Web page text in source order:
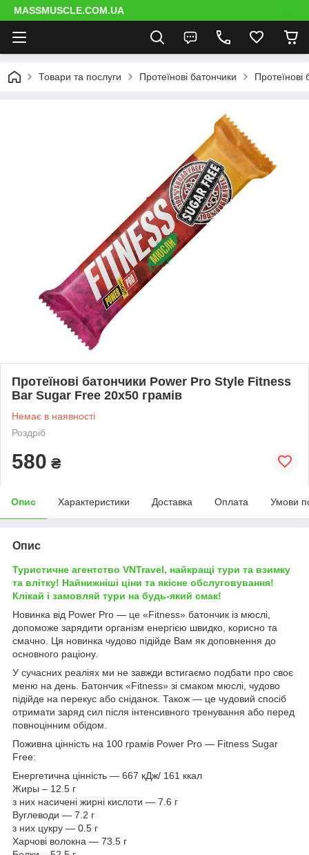
MASSMUSCLE.COM.UA
Товари та послуги Протеїнові батончики
Протеїнові батончики Power Pro Style Fitness
Bar Sugar Free 20x50 грамів
Немає в наявності
Роздріб
580 ₴
Опис Характеристики Доставка Оплата Умови
Опис
Туристичне агентство VNTravel, найкращі тури та взимку
та влітку! Найнижніші ціни та якісне обслуговування!
Клікай і замовляй тури на будь-який смак!
Новинка від Power Pro — це «Fitness» батончик із мюслі,
допоможе зарядити організм енергією швидко, корисно та
смачно. Ця новинка чудово підійде Вам як доповнення до
основного раціону.
У сучасних реаліях ми не завжди встигаємо подбати про своє
меню на день. Батончик «Fitness» зі смаком мюслі, чудово
підійде на перекус або сніданок. Також — це чудовий спосіб
отримати заряд сил після інтенсивного тренування або перед
повноцінним обідом.
Поживна цінність на 100 грамів Power Pro — Fitness Sugar
Free:
Енергетична цінність — 667 кДж/ 161 ккал
Жиры – 12.5 г
з них насичені жирні кислоти — 7.6 г
Вуглеводи — 7.2 г
з них цукру — 0.5 г
Харчові волокна — 73.5 г